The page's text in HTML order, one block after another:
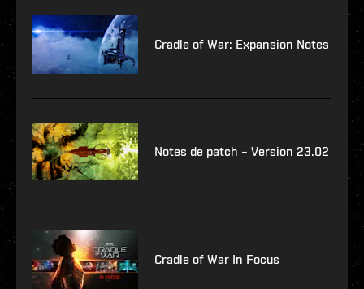
Cradle of War: Expansion Notes
Notes de patch – Version 23.02
Cradle of War In Focus